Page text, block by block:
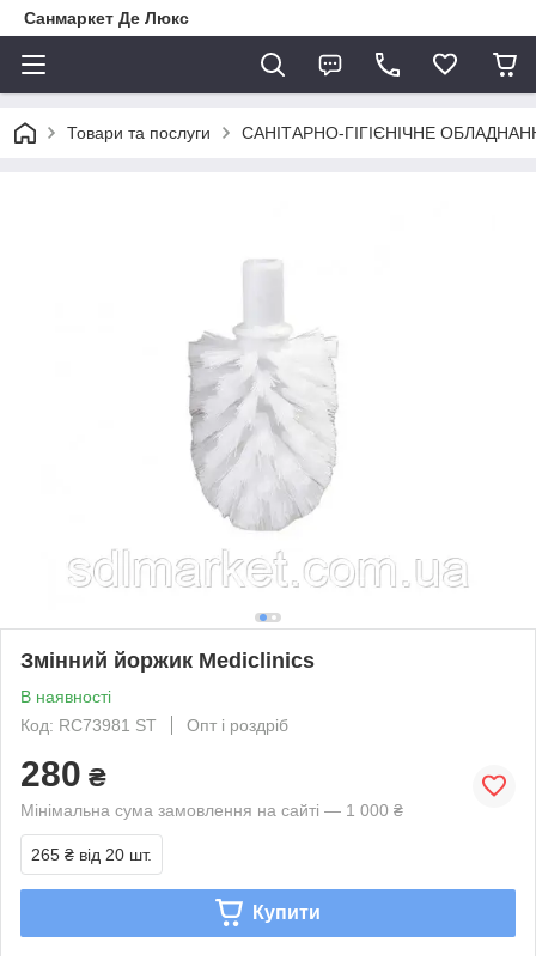
Санмаркет Де Люкс
Товари та послуги САНІТАРНО-ГІГІЄНІЧНЕ
Змінний йоржик Mediclinics
В наявності
Код: RC73981 ST
Опт і роздріб
280 ₴
Мінімальна сума замовлення на сайті — 1 000 ₴
265 ₴ від 20 шт.
Купити